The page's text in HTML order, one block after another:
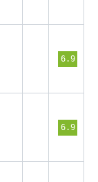
6.9
6.9